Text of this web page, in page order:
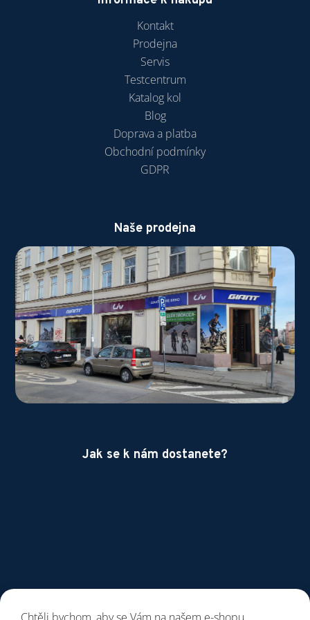
Kontakt
Prodejna
Servis
Testcentrum
Katalog kol
Blog
Doprava a platba
Obchodní podmínky
GDPR
Naše prodejna
Jak se k nám dostanete?